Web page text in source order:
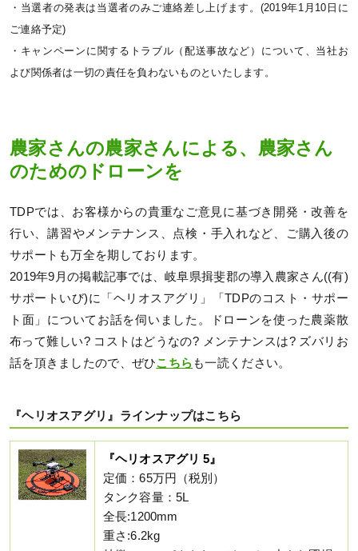
・当選者の発表は当選者のみご連絡差し上げます。(2019年1月10日に
ご連絡予定)
・キャンペーンに関するトラブル（配送事故など）について、当社お
よび関係者は一切の責任を負わないものといたします。
農家さんの農家さんによる、農家さん
のためのドローンを
TDPでは、お客様からの貴重なご意見に基づき開発・改善を
行い、講習やメンテナンス、点検・手入れなど、ご購入後の
サポートも万全を期しております。
2019年9月の掲載記事では、岐阜県揖斐郡の導入農家さん((有)
サポートいび)に「ヘリオスアグリ」「TDPのコスト・サポー
ト面」についてお話を伺いました。ドローンを使った農薬散
布って難しい? コストはどうなの? メンテナンスは? ズバリお
話を頂きましたので、ぜひこちらも一読ください。
『ヘリオスアグリ』ラインナップはこちら
『ヘリオスアグリ 5』
定価：65万円（税別）
タンク容量：5L
全長:1200mm
重さ:6.2kg